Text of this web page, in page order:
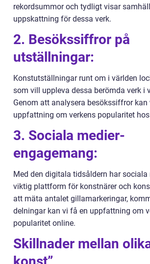
rekordsummor och tydligt visar
uppskattning för dessa verk.
2. Besökssiffror på
utställningar:
Konstutställningar runt om i världen
som vill uppleva dessa berömda verk i
Genom att analysera besökssiffror kan
uppfattning om verkens popularitet
3. Sociala medier-
engagemang:
Med den digitala tidsåldern har sociala
viktig plattform för konstnärer och
att mäta antalet gillamarkeringar,
delningar kan vi få en uppfattning om
popularitet online.
Skillnader mellan